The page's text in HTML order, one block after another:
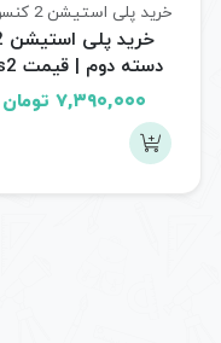
خرید پلی استیشن 2 کنسول های
دسته دوم | قیمت ps2
۷,۳۹۰,۰۰۰ تومان